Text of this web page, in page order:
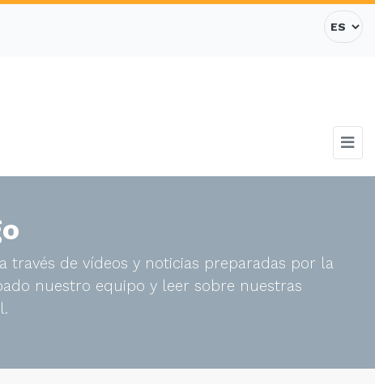
través de vídeos y noticias preparadas por la
nuestro equipo y leer sobre nuestras